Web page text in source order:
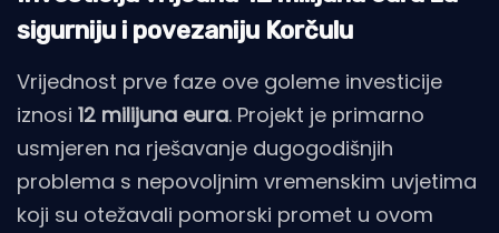
sigurniju i povezaniju Korčulu
Vrijednost prve faze ove goleme investicije
iznosi 12 milijuna eura. Projekt je primarno
usmjeren na rješavanje dugogodišnjih
problema s nepovoljnim vremenskim uvjetima
koji su otežavali pomorski promet u ovom